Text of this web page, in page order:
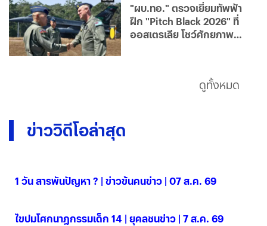
"ผบ.ทอ." ตรวจเยี่ยมทัพฟ้า
ฝึก "Pitch Black 2026" ที่
ออสเตรเลีย โชว์ศักยภาพ
ดูทั้งหมด
ข่าววิดีโอล่าสุด
1 วัน สารพันปัญหา ? | ข่าวข้นคนข่าว | 07 ส.ค. 69
ไขปมโศกนาฏกรรมเด็ก 14 | ยุคลชนข่าว | 7 ส.ค. 69